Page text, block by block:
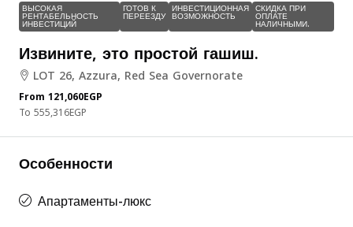
ВЫСОКАЯ
РЕНТАБЕЛЬНОСТЬ
ИНВЕСТИЦИЙ
ГОТОВ К
ПЕРЕЕЗДУ
ИНВЕСТИЦИОННАЯ
ВОЗМОЖНОСТЬ
СКИДКА ПРИ
ОПЛАТЕ
НАЛИЧНЫМИ.
Извините, это простой гашиш.
LOT 26, Azzura, Red Sea Governorate
From 121,060EGP
555,316EGP
Особенности
Апартаменты-люкс